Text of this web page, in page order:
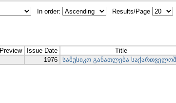
In order: Results/Page
Preview Issue Date Title
1976
სამუსიკო განათლება